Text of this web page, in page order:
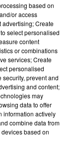
grand-mère
être son fils
ex-escorte
la tour
based on
or access
advertising; Create
select personalised
content
or combinations
services; Create
personalised
prevent and
and content;
may
data to offer
information actively
combine data from
based on